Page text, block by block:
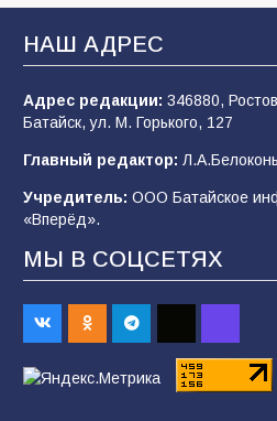
деле происходит в армии
2026 года
107 03.08.2026
строительные профессии
спортивного праздника
90
«Слухами Москву не
заявления Киева о
отчаяние, а не разведка
83 02.08.2026
НАШ АДРЕС
Адрес редакции: 346880,
Батайск, ул. М. Горького, 127
Главный редактор: Л.А.Белоконь
Учредитель: ООО Батайское
«Вперёд».
МЫ В СОЦСЕТЯХ